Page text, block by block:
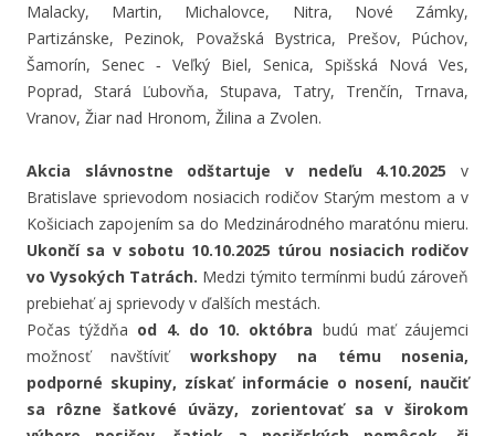
Malacky, Martin, Michalovce, Nitra, Nové Zámky,
Partizánske, Pezinok, Považská Bystrica, Prešov, Púchov,
Šamorín, Senec ‐ Veľký Biel, Senica, Spišská Nová Ves,
Poprad, Stará Ľubovňa, Stupava, Tatry, Trenčín, Trnava,
Vranov, Žiar nad Hronom, Žilina a Zvolen.
Akcia slávnostne odštartuje v nedeľu 4.10.2025 v
Bratislave sprievodom nosiacich rodičov Starým mestom a v
Košiciach zapojením sa do Medzinárodného maratónu mieru.
Ukončí sa v sobotu 10.10.2025 túrou nosiacich rodičov
vo Vysokých Tatrách. Medzi týmito termínmi budú zároveň
prebiehať aj sprievody v ďalších mestách.
Počas týždňa od 4. do 10. októbra budú mať záujemci
možnosť navštíviť workshopy na tému nosenia,
podporné skupiny, získať informácie o nosení, naučiť
sa rôzne šatkové úväzy, zorientovať sa v širokom